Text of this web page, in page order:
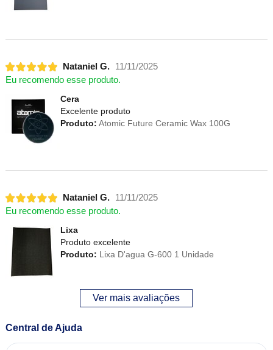
Nataniel G.
11/11/2025
Eu recomendo esse produto.
Cera
Excelente produto
Produto: Atomic Future Ceramic Wax 100G
Nataniel G.
11/11/2025
Eu recomendo esse produto.
Lixa
Produto excelente
Produto: Lixa D'agua G-600 1 Unidade
Ver mais avaliações
Central de Ajuda